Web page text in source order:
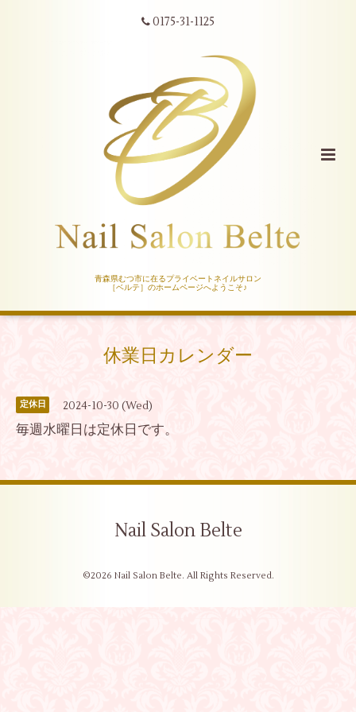
0175-31-1125
青森県むつ市に在るプライベートネイルサロン
［ベルテ］のホームページへようこそ♪
休業日カレンダー
定休日 2024-10-30 (Wed)
毎週水曜日は定休日です。
Nail Salon Belte
©2026 Nail Salon Belte. All Rights Reserved.